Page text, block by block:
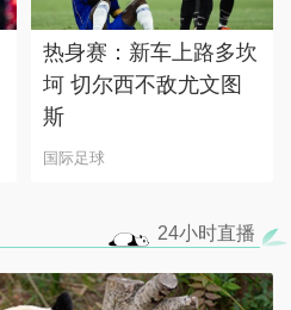
热身赛：新车上路多坎
坷 切尔西不敌尤文图
斯
国际足球
24小时直播